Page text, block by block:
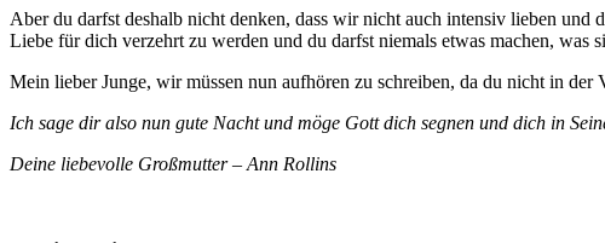
Aber du darfst deshalb nicht denken, dass wir nicht auch intensiv lieben und
Liebe für dich verzehrt zu werden und du darfst niemals etwas machen, was
Mein lieber Junge, wir müssen nun aufhören zu schreiben, da du nicht in der
Ich sage dir also nun gute Nacht und möge Gott dich segnen und dich in
Deine liebevolle Großmutter – Ann Rollins